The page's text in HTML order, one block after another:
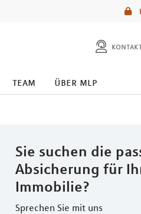
diese website
team über mlp
Sie suchen die
Absicherung für
Immobilie?
Sprechen Sie mit uns